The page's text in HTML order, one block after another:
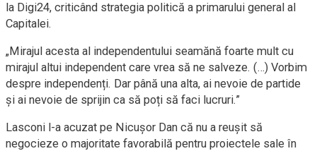
la Digi24, criticând strategia politică a primarului general al
Capitalei.
„Mirajul acesta al independentului seamănă foarte mult cu
mirajul altui independent care vrea să ne salveze. (…) Vorbim
despre independenți. Dar până una alta, ai nevoie de partide
și ai nevoie de sprijin ca să poți să faci lucruri.”
Lasconi l-a acuzat pe Nicușor Dan că nu a reușit să
negocieze o majoritate favorabilă pentru proiectele sale în